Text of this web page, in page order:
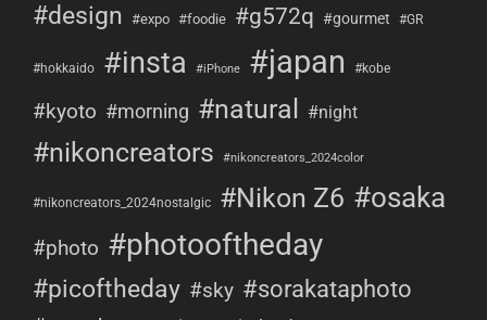
#design #expo #foodie #g572q #gourmet #GR
#hokkaido #insta #iPhone #japan #kobe
#kyoto #morning #natural #night
#nikoncreators #nikoncreators_2024color
#nikoncreators_2024nostalgic #Nikon Z6 #osaka
#photo #photooftheday
#picoftheday #sky #sorakataphoto